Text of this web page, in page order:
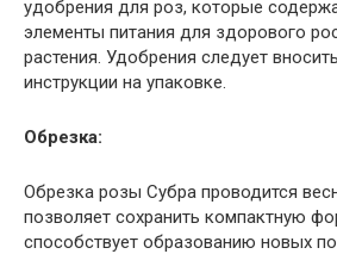
удобрения для роз, которые
элементы питания для здорового
растения. Удобрения следует
инструкции на упаковке.
Обрезка:
Обрезка розы Субра проводится
позволяет сохранить компактную
способствует образованию новых